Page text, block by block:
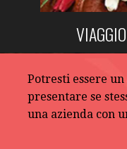
Potresti essere
presentare se
una azienda con